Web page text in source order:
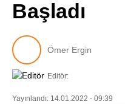
Başladı
Ömer Ergin
Editör:
Yayınlandı: 14.01.2022 - 09:39